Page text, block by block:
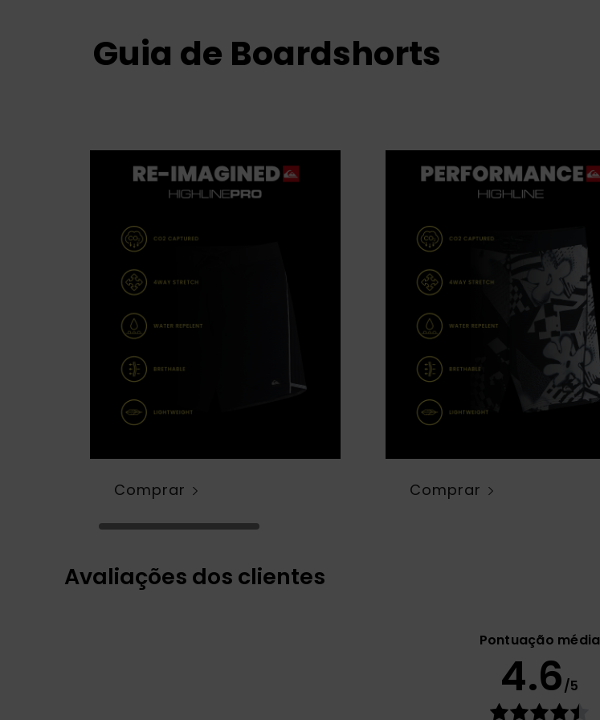
Guia de Boardshorts
Comprar Comprar
Avaliações dos clientes
Pontuação média
4.6/5